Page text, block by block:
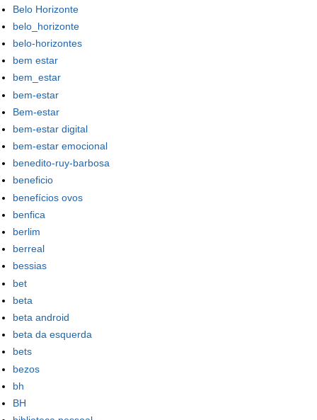
Belo Horizonte
belo_horizonte
belo-horizontes
bem estar
bem_estar
bem-estar
Bem-estar
bem-estar digital
bem-estar emocional
benedito-ruy-barbosa
beneficio
benefícios ovos
benfica
berlim
berreal
bessias
bet
beta
beta android
beta da esquerda
bets
bezos
bh
BH